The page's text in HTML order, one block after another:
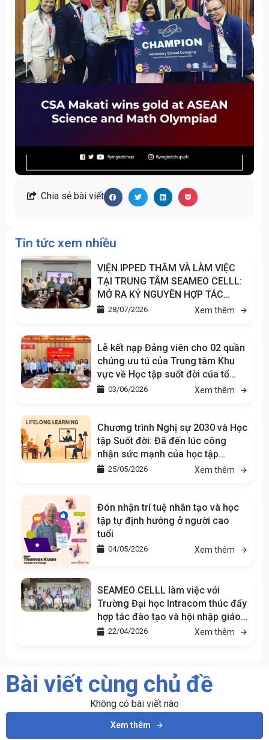
Chia sẻ bài viết
Tin tức xem nhiều
VIỆN IPPED THĂM VÀ LÀM VIỆC
TẠI TRUNG TÂM SEAMEO CELLL:
MỞ RA KỶ NGUYÊN HỢP TÁC
CHIẾN LƯỢC TRONG GIÁO DỤC VÀ
28/07/2026 Xem thêm
Lễ kết nạp Đảng viên cho 02 quần
chúng ưu tú của Trung tâm Khu
vực về Học tập suốt đời của tổ
chức SEAMEO tại Việt Nam
03/06/2026 Xem thêm
Chương trình Nghị sự 2030 và Học
tập Suốt đời: Đã đến lúc công
nhận sức mạnh của học tập
không chính quy
25/05/2026 Xem thêm
Đón nhận trí tuệ nhân tạo và học
tập tự định hướng ở người cao
tuổi
04/05/2026 Xem thêm
SEAMEO CELLL làm việc với
Trường Đại học Intracom thúc đẩy
hợp tác đào tạo và hội nhập giáo
dục khu vực
22/04/2026 Xem thêm
Bài viết cùng chủ đề
Không có bài viết nào
Xem thêm